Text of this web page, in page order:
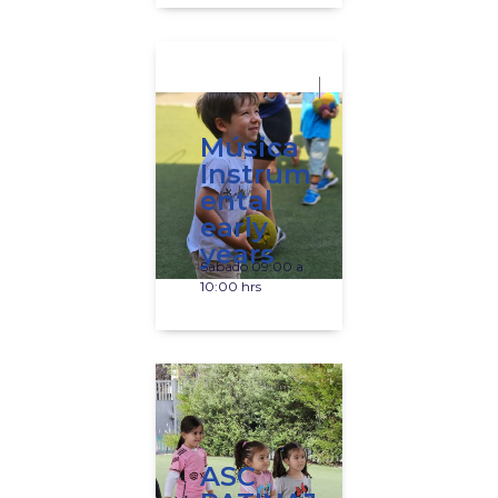
Música
Instrum
ental
early
years
Sabado 09:00 a
10:00 hrs
ASC